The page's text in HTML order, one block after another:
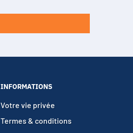
INFORMATIONS
Votre vie privée
Termes & conditions